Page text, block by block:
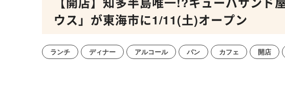
ウス」が東海市に1/11(土)オープン
ランチ ディナー アルコール パン カフェ 開店